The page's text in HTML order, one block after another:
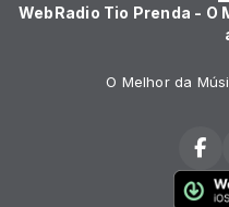
WebRadio Tio Prenda - O
O Melhor da